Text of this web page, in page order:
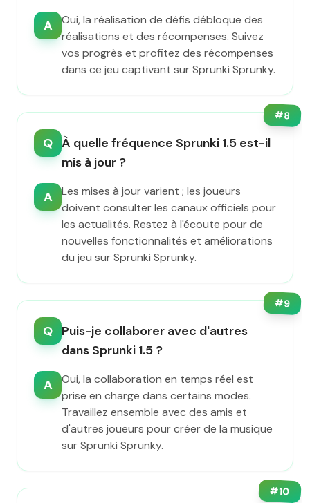
A
Oui, la réalisation de défis débloque des
réalisations et des récompenses. Suivez
vos progrès et profitez des récompenses
dans ce jeu captivant sur Sprunki Sprunky.
#8
Q À quelle fréquence Sprunki 1.5 est-il
mis à jour ?
A
Les mises à jour varient ; les joueurs
doivent consulter les canaux officiels pour
les actualités. Restez à l'écoute pour de
nouvelles fonctionnalités et améliorations
du jeu sur Sprunki Sprunky.
#9
Q Puis-je collaborer avec d'autres
dans Sprunki 1.5 ?
A
Oui, la collaboration en temps réel est
prise en charge dans certains modes.
Travaillez ensemble avec des amis et
d'autres joueurs pour créer de la musique
sur Sprunki Sprunky.
#10